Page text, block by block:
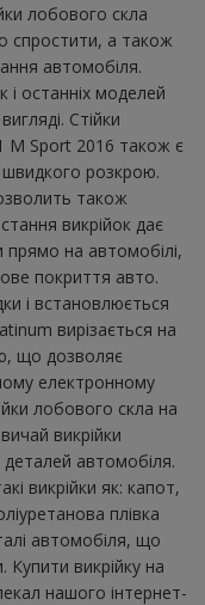
лобового скла
спростити, а також
автомобіля.
останніх моделей
Стійки
M Sport 2016 також є
розкрою.
також
викрійок дає
прямо на автомобілі,
покриття авто.
і встановлюється
вирізається на
що дозволяє
електронному
лобового скла на
викрійки
автомобіля.
викрійки як: капот,
плівка
автомобіля, що
викрійку на
нашого інтернет-